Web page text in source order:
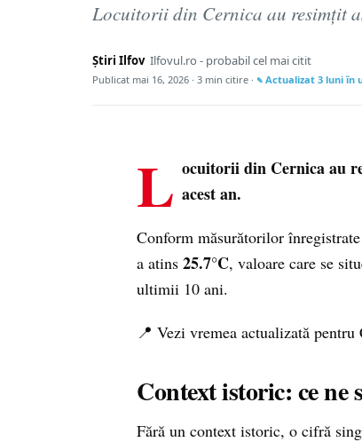
Locuitorii din Cernica au resimțit
Știri Ilfov Ilfovul.ro - probabil cel mai citit
Publicat mai 16, 2026 · 3 min citire · Actualizat 3 luni în
L ocuitorii din Cernica au
acest an.
Conform măsurătorilor
a atins 25.7°C, valoare care se
ultimii 10 ani.
📍 Vezi vremea actualizată pentru
Context istoric: ce
Fără un context istoric, o cifră